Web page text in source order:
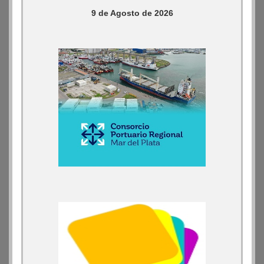
9 de Agosto de 2026